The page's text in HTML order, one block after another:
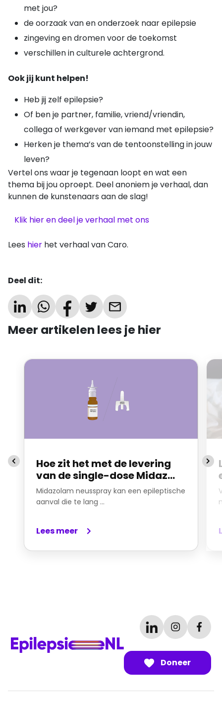
met jou?
de oorzaak van en onderzoek naar epilepsie
zingeving en dromen voor de toekomst
verschillen in culturele achtergrond.
Ook jij kunt helpen!
Heb jij zelf epilepsie?
Of ben je partner, familie, vriend/vriendin,
collega of werkgever van iemand met epilepsie?
Herken je thema’s van de tentoonstelling in jouw
leven?
Vertel ons waar je tegenaan loopt en wat een
thema bij jou oproept. Deel anoniem je verhaal, dan
kunnen de kunstenaars aan de slag!
Klik hier en deel je verhaal met ons
Lees hier het verhaal van Caro.
Deel dit:
Meer artikelen lees je hier
Hoe zit het met de levering
van de single-dose Midaz...
Midazolam neusspray kan een epileptische
aanval die te lang ...
Lees meer
Doneer